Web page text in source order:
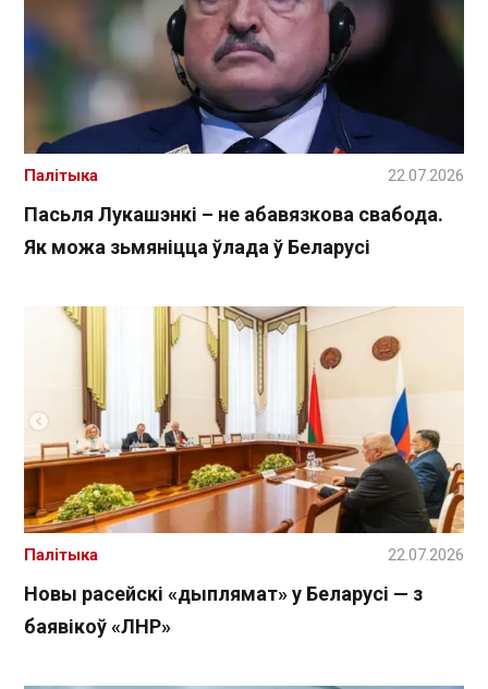
Пасьля Лукашэнкі – не абавязкова свабода.
Як можа зьмяніцца ўлада ў Беларусі
Палітыка 22.07.2026
Новы расейскі «дыплямат» у Беларусі — з
баявікоў «ЛНР»
Палітыка 22.07.2026